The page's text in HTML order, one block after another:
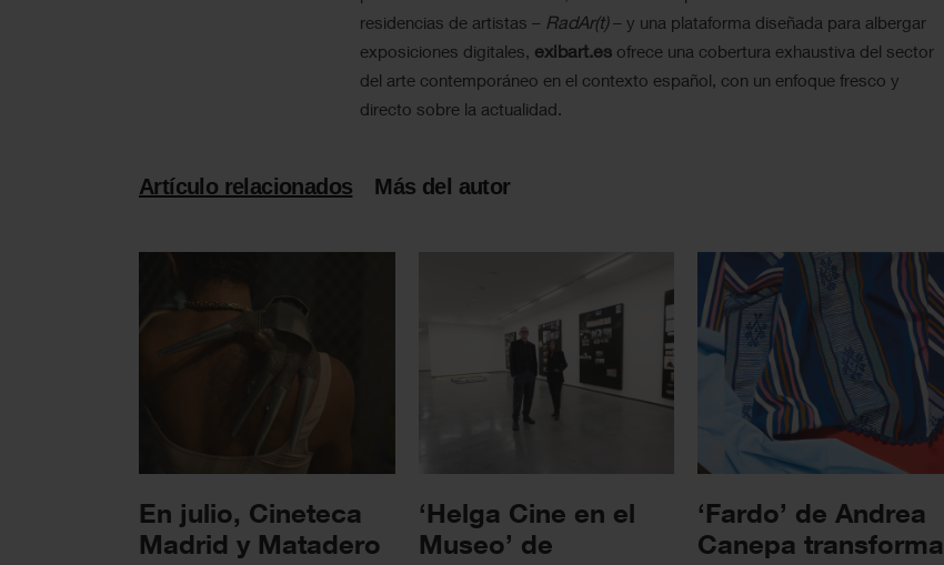
residencias de artistas – RadAr(t)– y una plataforma diseñada para albergar
exposiciones digitales, exibart.esofrece una cobertura exhaustiva del sector
del arte contemporáneo en el contexto español, con un enfoque fresco y
directo sobre la actualidad.
Artículo relacionados Más del autor
En julio, Cineteca
Madrid y Matadero
‘Helga Cine en el
Museo’ de
‘Fardo’ de Andrea
Canepa transforma